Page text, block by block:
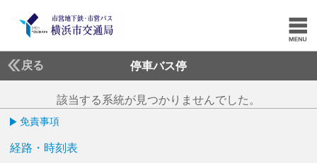
戻る 停車バス停
該当する系統が見つかりませんでした。
免責事項
経路・時刻表